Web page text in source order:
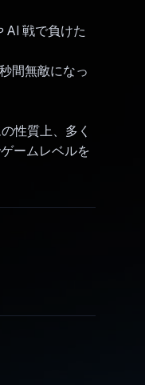
AI 戦で負けた
間無敵になっ
性質上、多く
ームレベルを